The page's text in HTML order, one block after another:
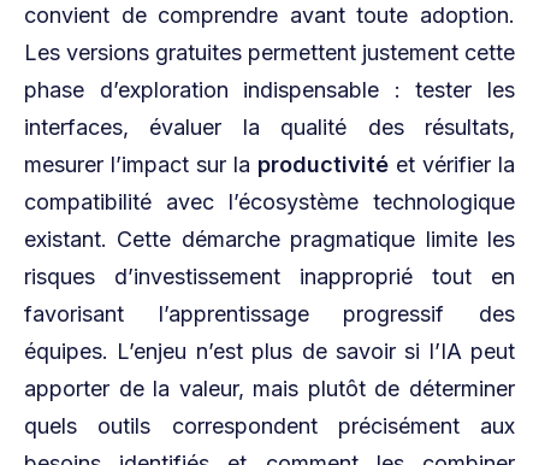
convient de comprendre avant toute adoption.
Les versions gratuites permettent justement cette
phase d’exploration indispensable : tester les
interfaces, évaluer la qualité des résultats,
mesurer l’impact sur la productivité et vérifier la
compatibilité avec l’écosystème technologique
existant. Cette démarche pragmatique limite les
risques d’investissement inapproprié tout en
favorisant l’apprentissage progressif des
équipes. L’enjeu n’est plus de savoir si l’IA peut
apporter de la valeur, mais plutôt de déterminer
quels outils correspondent précisément aux